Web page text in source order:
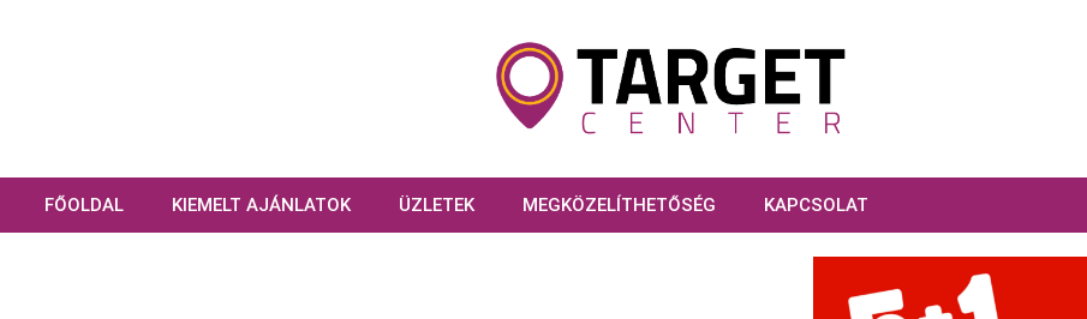
FŐOLDAL KIEMELT AJÁNLATOK ÜZLETEK MEGKÖZELÍTHETŐSÉG KAPCSOLAT